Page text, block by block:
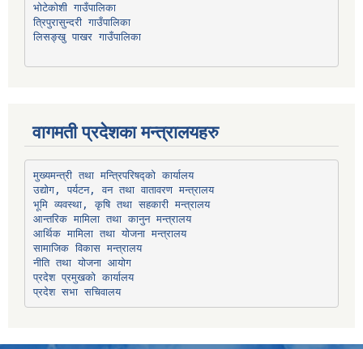
भोटेकोशी गाउँपालिका
त्रिपुरासुन्दरी गाउँपालिका
लिसङ्खु पाखर गाउँपालिका
वागमती प्रदेशका मन्त्रालयहरु
मुख्यमन्त्री तथा मन्त्रिपरिषद्को कार्यालय
उद्योग, पर्यटन, वन तथा वातावरण मन्त्रालय
भूमि व्यवस्था, कृषि तथा सहकारी मन्त्रालय
आन्तरिक मामिला तथा कानुन मन्त्रालय
आर्थिक मामिला तथा योजना मन्त्रालय
सामाजिक विकास मन्त्रालय
नीति तथा योजना आयोग
प्रदेश प्रमुखको कार्यालय
प्रदेश सभा सचिवालय